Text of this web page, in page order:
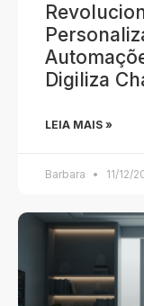
Digiliza
LEIA MAIS »
Barbara 11/12/